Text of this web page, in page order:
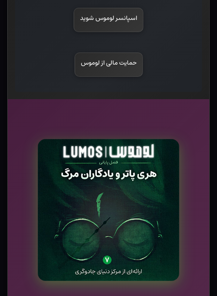
اسپانسر لوموس شوید
حمایت مالی از لوموس